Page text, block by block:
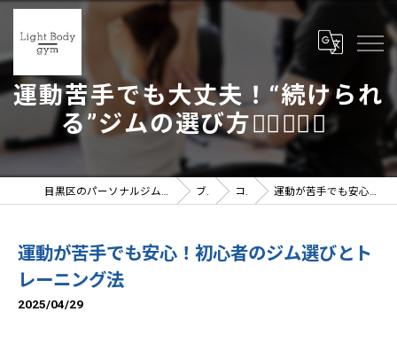
運動苦手でも大丈夫！“続けられ
る”ジムの選び方🏃‍♀️🏃‍♂️✨
目黒区のパーソナルジムならLight Body gymへ | 女性トレーナー在籍 ブログ コラム 運動が苦手でも安心！初心者のジム選びとトレーニング法
運動が苦手でも安心！初心者のジム選びとト
レーニング法
2025/04/29